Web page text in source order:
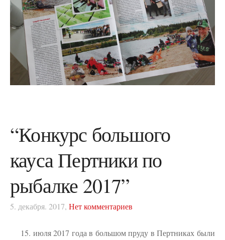
“Конкурс большого
кауса Пертники по
рыбалке 2017”
5. декабря. 2017, Нет комментариев
15. июля 2017 года в большом пруду в Пертниках были